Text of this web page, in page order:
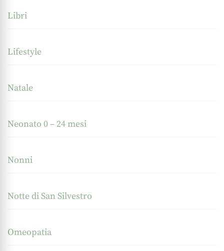
Libri
Lifestyle
Natale
Neonato 0 – 24 mesi
Nonni
Notte di San Silvestro
Omeopatia